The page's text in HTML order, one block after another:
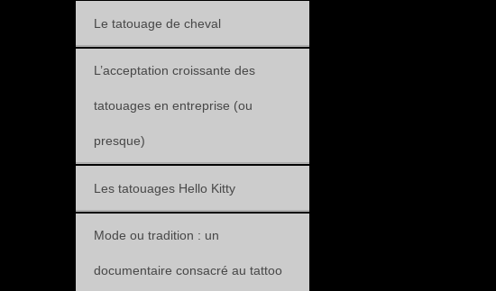
Le tatouage de cheval
L’acceptation croissante des
tatouages en entreprise (ou
presque)
Les tatouages Hello Kitty
Mode ou tradition : un
documentaire consacré au tattoo